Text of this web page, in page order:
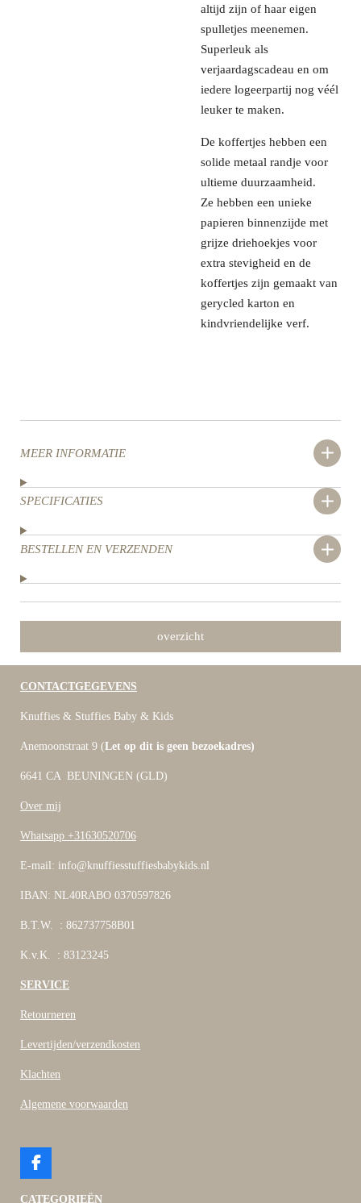
altijd zijn of haar eigen
spulletjes meenemen.
Superleuk als
verjaardagscadeau en om
iedere logeerpartij nog véél
leuker te maken.
De koffertjes hebben een
solide metaal randje voor
ultieme duurzaamheid.
Ze hebben een unieke
papieren binnenzijde met
grijze driehoekjes voor
extra stevigheid en de
koffertjes zijn gemaakt van
gerycled karton en
kindvriendelijke verf.
MEER INFORMATIE
SPECIFICATIES
BESTELLEN EN VERZENDEN
overzicht
CONTACTGEGEVENS
Knuffies & Stuffies Baby & Kids
Anemoonstraat 9 (Let op dit is geen bezoekadres)
6641 CA BEUNINGEN (GLD)
Over mij
Whatsapp +31630520706
E-mail: info@knuffiesstuffiesbabykids.nl
IBAN: NL40RABO 0370597826
B.T.W. : 862737758B01
K.v.K. : 83123245
SERVICE
Retourneren
Levertijden/verzendkosten
Klachten
Algemene voorwaarden
F
c
CATEGORIEËN